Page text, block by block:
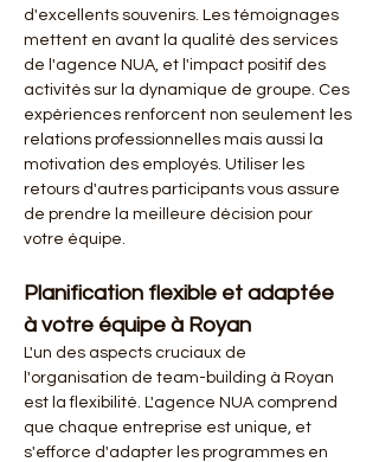
d'excellents souvenirs. Les témoignages
mettent en avant la qualité des services
de l'agence NUA, et l'impact positif des
activités sur la dynamique de groupe. Ces
expériences renforcent non seulement les
relations professionnelles mais aussi la
motivation des employés. Utiliser les
retours d'autres participants vous assure
de prendre la meilleure décision pour
votre équipe.
Planification flexible et adaptée
à votre équipe à Royan
L'un des aspects cruciaux de
l'organisation de team-building à Royan
est la flexibilité. L'agence NUA comprend
que chaque entreprise est unique, et
s'efforce d'adapter les programmes en